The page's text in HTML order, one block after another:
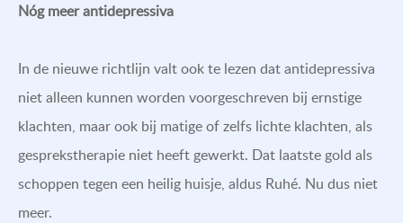
Nóg meer antidepressiva
In de nieuwe richtlijn valt ook te lezen dat antidepressiva
niet alleen kunnen worden voorgeschreven bij ernstige
klachten, maar ook bij matige of zelfs lichte klachten, als
gesprekstherapie niet heeft gewerkt. Dat laatste gold als
schoppen tegen een heilig huisje, aldus Ruhé. Nu dus niet
meer.